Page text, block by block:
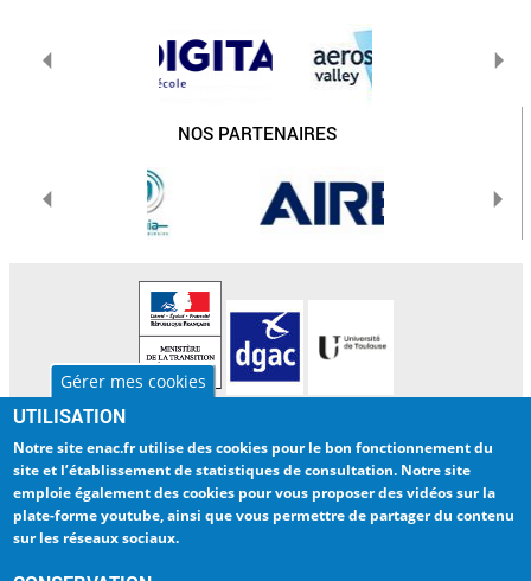
Gérer mes cookies
UTILISATION
Notre site enac.fr utilise des cookies pourle bon fonctionnement du
site et l’établissement de statistiques de consultation. Notre site
emploie également des cookies pourvous proposer des vidéos sur la
plate-forme youtube, ainsi que vous permettre de partager du contenu
sur les réseaux sociaux.
NOS PARTENAIRES
LA RECHERCHE
ENTREPRISES
BIBLIOTHEQUE
ENAC NUMERIQUE
INTRANET